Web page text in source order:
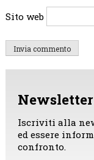
Sito web
Newsletter
Iscriviti alla
ed essere
confronto.